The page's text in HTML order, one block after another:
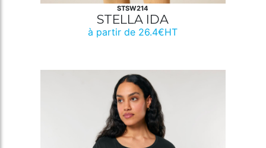
STSW214
STELLA IDA
à partir de 26.4€HT